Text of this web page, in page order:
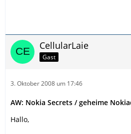
CellularLaie
Gast
3. Oktober 2008 um 17:46
AW: Nokia Secrets / geheime
Hallo,